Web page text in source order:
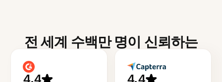
전 세계 수백만 명이 신뢰하는
4.4 4.4